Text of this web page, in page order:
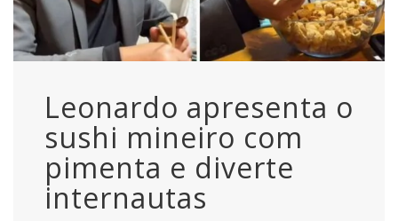
Leonardo apresenta o
sushi mineiro com
pimenta e diverte
internautas